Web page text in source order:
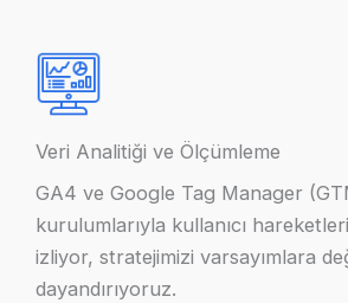
Veri Analitiği ve Ölçümleme
GA4 ve Google Tag Manager
kurulumlarıyla kullanıcı
izliyor, stratejimizi varsayımlara
dayandırıyoruz.